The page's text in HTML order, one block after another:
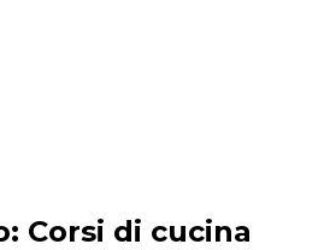
Esperienze
Corsi di cucina